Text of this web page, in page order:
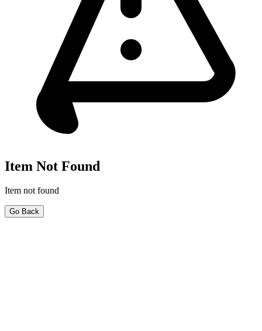
Item Not Found
Item not found
Go Back